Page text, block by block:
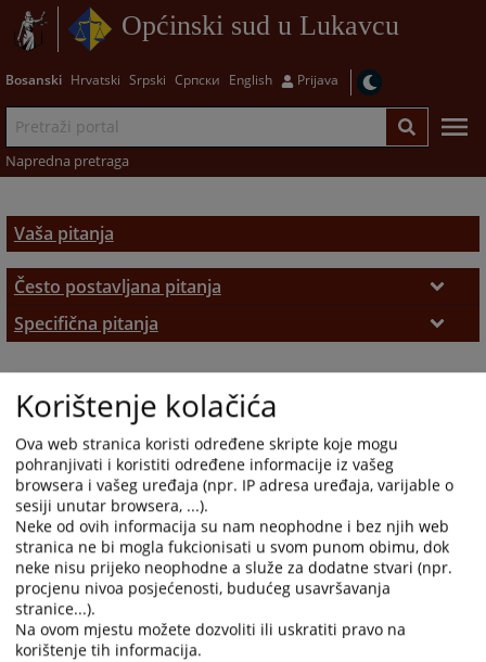
Općinski sud u Lukavcu
Bosanski Hrvatski Srpski Српски English Prijava
Napredna pretraga
Vaša pitanja
Često postavljana pitanja
Često postavljana pitanja
Specifična pitanja
Korištenje kolačića
Ova web stranica koristi određene skripte koje mogu
pohranjivati i koristiti određene informacije iz vašeg
browsera i vašeg uređaja (npr. IP adresa uređaja, varijable o
sesiji unutar browsera, ...).
Neke od ovih informacija su nam neophodne i bez njih web
stranica ne bi mogla fukcionisati u svom punom obimu, dok
neke nisu prijeko neophodne a služe za dodatne stvari (npr.
procjenu nivoa posjećenosti, budućeg usavršavanja
stranice...).
Na ovom mjestu možete dozvoliti ili uskratiti pravo na
korištenje tih informacija.